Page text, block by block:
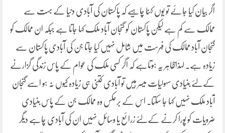
اگر بیان کیا جائے تو یوں کہنا چاہیے کہ پاکستان کی آبادی دنیا کے بہت سے
ممالک سے کم ہے لیکن پاکستان کو گنجان آباد ملک کہا جاتا ہے جبکہ ان ممالک کو
گنجان آباد ممالک کی فہرست میں شامل نہیں کیا جاتا جن کی آبادی پاکستان سے
زیادہ ہے۔ لہذٰاظاہر یہ ہوتاہے کہ اگر کسی ملک کی عوام کے پاس زندگی گزارنے
کےلئے بنیادی سہولیات میسر ہیں تو آبادی کتنی ہی زیادہ کیوں نہ ہو اسے گنجان
آباد ملک نہیں کہا جا سکتا۔ اس کے برعکس وہ ممالک جن کے پاس بنیادی
ضرویات کو پورا کرنے کےلئے زرائع یا وسائل نہیں ان کی آبادی چاہے دیگر